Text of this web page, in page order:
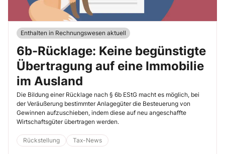
Enthalten in Rechnungswesen aktuell
6b-Rücklage: Keine begünstigte
Übertragung auf eine Immobilie
im Ausland
Die Bildung einer Rücklage nach § 6b EStG macht es möglich, bei
der Veräußerung bestimmter Anlagegüter die Besteuerung von
Gewinnen aufzuschieben, indem diese auf neu angeschaffte
Wirtschaftsgüter übertragen werden.
Rückstellung Tax-News